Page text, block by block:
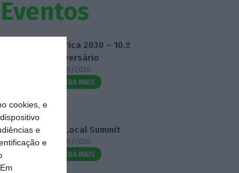
cookies, e
e
e
Eventos
Fábrica 2030 – 10.º
Aniversário
14/10/2026
SAIBA MAIS
3.º Local Summit
07/10/2026
SAIBA MAIS